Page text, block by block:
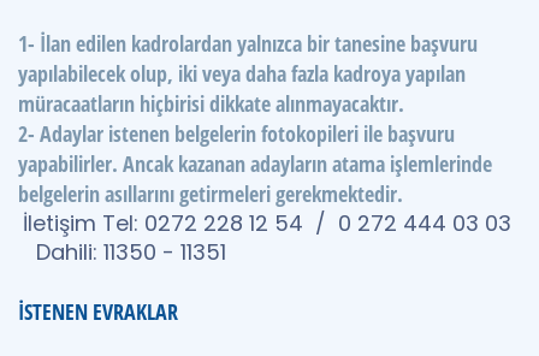
1- İlan edilen kadrolardan yalnızca bir tanesine başvuru
yapılabilecek olup, iki veya daha fazla kadroya yapılan
müracaatların hiçbirisi dikkate alınmayacaktır.
2- Adaylar istenen belgelerin fotokopileri ile başvuru
yapabilirler. Ancak kazanan adayların atama işlemlerinde
belgelerin asıllarını getirmeleri gerekmektedir.
İletişim Tel: 0272 228 12 54 / 0 272 444 03 03
Dahili: 11350 - 11351
İSTENEN EVRAKLAR